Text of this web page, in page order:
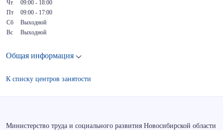
Чт
09:00 - 18:00
Пт
09:00 - 17:00
Сб
Выходной
Вс
Выходной
Общая информация
К списку центров занятости
Министерство труда и социального развития Новосибирской области